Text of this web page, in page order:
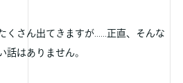
くさん出てきますが……正直、そんな
話はありません。